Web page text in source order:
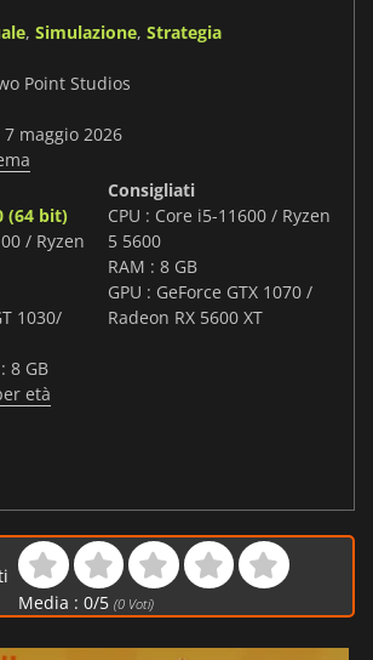
, Simulazione, Strategia
Point Studios
maggio 2026
(64 bit)
/ Ryzen
1030/
: 8 GB
Consigliati
CPU : Core i5-11600 / Ryzen
5 5600
RAM : 8 GB
GPU : GeForce GTX 1070 /
Radeon RX 5600 XT
età
Media : 0/5 (0Voti)